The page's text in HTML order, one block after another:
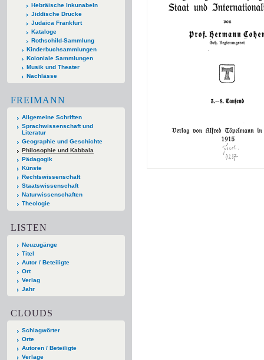
Hebräische Inkunabeln
Jiddische Drucke
Judaica Frankfurt
Kataloge
Rothschild-Sammlung
Kinderbuchsammlungen
Koloniale Sammlungen
Musik und Theater
Nachlässe
FREIMANN
Allgemeine Schriften
Sprachwissenschaft und
Literatur
Geographie und Geschichte
Philosophie und Kabbala
Pädagogik
Künste
Rechtswissenschaft
Staatswissenschaft
Naturwissenschaften
Theologie
LISTEN
Neuzugänge
Titel
Autor / Beteiligte
Ort
Verlag
Jahr
CLOUDS
Schlagwörter
Orte
Autoren / Beteiligte
Verlage